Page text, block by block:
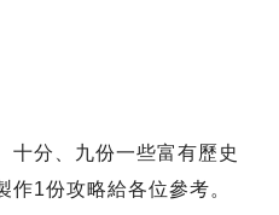
十分、九份一些富有歷史
1份攻略給各位參考。